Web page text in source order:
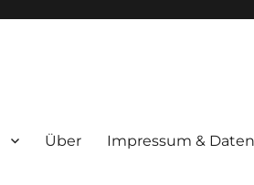
Über Impressum &